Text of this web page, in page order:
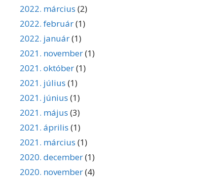
2022. március (2)
2022. február(1)
2022. január(1)
2021. november(1)
2021. október(1)
2021. július (1)
2021. június (1)
2021. május (3)
2021. április (1)
2021. március (1)
2020. december(1)
2020. november(4)